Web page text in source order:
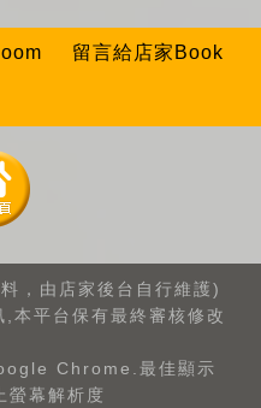
留言給店家Book
，由店家後台自行維護)
本平台保有最終審核修改
Chrome.最佳顯示
幕解析度